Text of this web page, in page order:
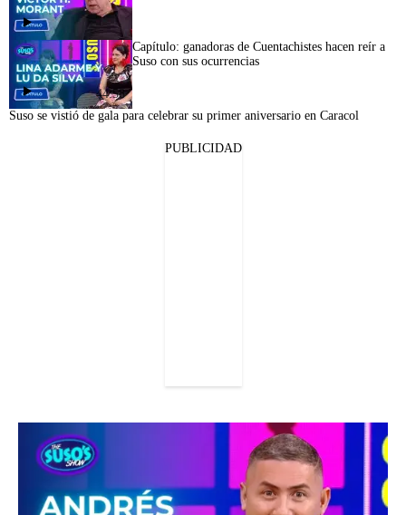
44:58
Capítulo: ganadoras de Cuentachistes hacen reír a
Suso con sus ocurrencias
Suso se vistió de gala para celebrar su primer aniversario en Caracol
PUBLICIDAD